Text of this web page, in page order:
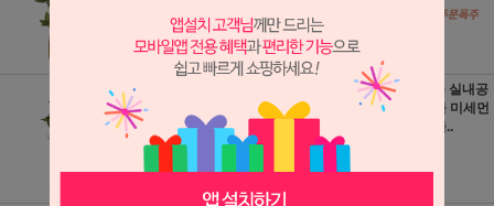
84,000원
840원 적립 790원 적립
금전수 돈나무 시
멘트화분 (RI_26)
축하화분배달..
89,000원
율마 (zt70) 실내공
기정화식물 미세먼
지정화식물..